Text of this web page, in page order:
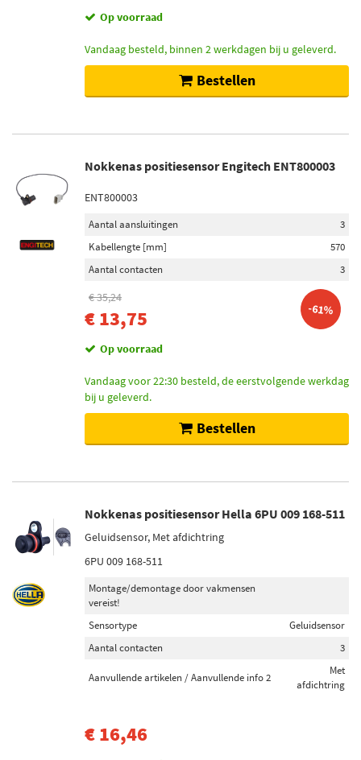
Op voorraad
Vandaag besteld, binnen 2 werkdagen bij u geleverd.
Bestellen
Nokkenas positiesensor Engitech ENT800003
ENT800003
Aantal aansluitingen
3
Kabellengte [mm]
570
Aantal contacten
3
€ 35,24
€ 13,75 -61%
Op voorraad
Vandaag voor 22:30 besteld, de eerstvolgende werkdag
bij u geleverd.
Bestellen
Nokkenas positiesensor Hella 6PU 009 168-511
Geluidsensor, Met afdichtring
6PU 009 168-511
Montage/demontage door vakmensen
vereist!
Sensortype
Geluidsensor
Aantal contacten
3
Aanvullende artikelen / Aanvullende info 2
Met
afdichtring
€ 16,46